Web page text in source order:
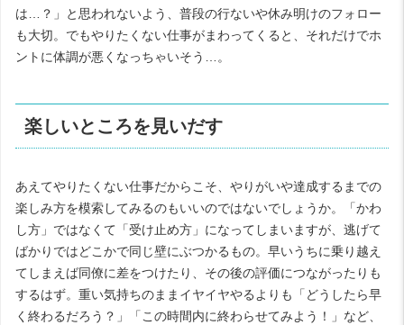
は…？」と思われないよう、普段の行ないや休み明けのフォロー
も大切。でもやりたくない仕事がまわってくると、それだけでホ
ントに体調が悪くなっちゃいそう…。
楽しいところを見いだす
あえてやりたくない仕事だからこそ、やりがいや達成するまでの
楽しみ方を模索してみるのもいいのではないでしょうか。「かわ
し方」ではなくて「受け止め方」になってしまいますが、逃げて
ばかりではどこかで同じ壁にぶつかるもの。早いうちに乗り越え
てしまえば同僚に差をつけたり、その後の評価につながったりも
するはず。重い気持ちのままイヤイヤやるよりも「どうしたら早
く終わるだろう？」「この時間内に終わらせてみよう！」など、